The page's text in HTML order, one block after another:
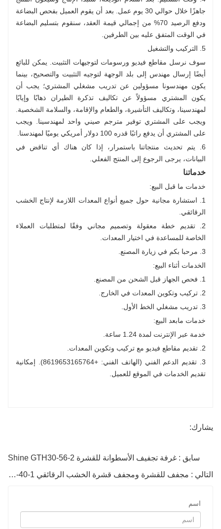
جاهزًا خلال حوالي 30 يوم عمل. بعد أن يقوم العميل بفحص البضاعة
ودفع الرصيد 70% من إجمالي قيمة العقد، سنقوم بتسليم البضاعة
في الوقت المتفق عليه بين الطرفين.
5. التركيب والتشغيل
سوف نرسل مقاطع فيديو ورسومات لتوجيهات التثبيت. يمكن للبائع
أيضًا إرسال مهندس إلى بلد الوجهة لتوجيه التثبيت والتصحيح، بينما
يكون مهندسونا مسؤولين عن تدريب مشغلي المشتري؛ يجب أن
يكون المشتري مسؤولاً عن تكاليف تذكرة الطيران ذهابًا وإيابًا
لمهندسينا، وتكاليف التأشيرة، والطعام والإقامة، والسلامة الشخصية.
ويجب على المشتري توفير مترجم صيني واحد لمهندسينا. ويجب
على المشتري أن يدفع راتبًا قدره 100 دولار أمريكي يوميًا لمهندسنا.
6. يتم تحديث منتجاتنا باستمرار، إذا كان هناك أي تناقض في
البيانات، يرجى الرجوع إلى المنتج الفعلي.
خدماتنا
خدمات ما قبل البيع:
1. استشارة مجانية حول جميع أنواع المعدات اللازمة لإنتاج الخشب
الرقائقي.
2. تقديم خطة معقولة وتصميم مجاني وفقًا لمتطلبات العملاء
الخاصة للمساعدة في اختيار المعدات.
3. مرحبا بكم في زيارة المصنع.
الخدمات أثناء البيع:
1. فحص الجهاز قبل الشحن من المصنع.
2. تركيب وتكوين المعدات في الخارج.
3. تدريب مشغلي الخط الأول.
خدمات مابعد البيع:
خدمة عبر الإنترنت لمدة 1.24 ساعة.
2. تقديم مقاطع فيديو مع تركيب وتكوين المعدات.
3. تقديم الدعم الفني (الهاتف الفني: +8619653165764). إمكانية
تقديم الخدمات في الموقع للعميل.
يشارك:
سابق : غرفة تجفيف الأسطوانة للقشرة Shine GTH30-56-2
التالي : مجفف للقشرة ومجفف قشرة الخشب الرقائقي GTH30-40-1
اسم